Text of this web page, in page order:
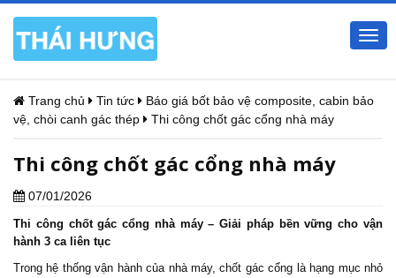
Trang chủ Tin tức
Báo giá bốt bảo vệ composite, cabin bảo
vệ, chòi canh gác thép
Thi công chốt gác cổng nhà máy
Thi công chốt gác cổng nhà máy
07/01/2026
Thi công chốt gác cổng nhà máy – Giải pháp bền vững cho vận
hành 3 ca liên tục
Trong hệ thống vận hành của nhà máy, chốt gác cổng là hạng mục nhỏ